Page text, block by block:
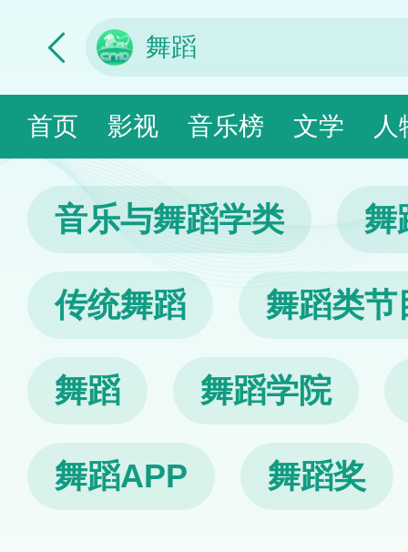
首页 影视 音乐榜 文学 人
音乐与舞蹈学类 舞
传统舞蹈 舞蹈类节
舞蹈 舞蹈学院
舞蹈APP 舞蹈奖